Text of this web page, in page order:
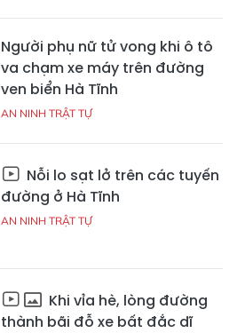
Người phụ nữ tử vong khi ô tô
va chạm xe máy trên đường
ven biển Hà Tĩnh
AN NINH TRẬT TỰ
Nỗi lo sạt lở trên các tuyến
đường ở Hà Tĩnh
AN NINH TRẬT TỰ
Khi vỉa hè, lòng đường
thành bãi đỗ xe bất đắc dĩ